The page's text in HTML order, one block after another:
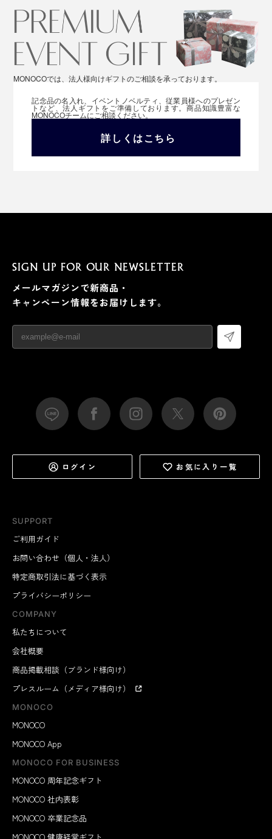
MONOCOでは、法人様向けギフトのご相談を承っております。
記念品の名入れ、イベントノベルティ、従業員様へのプレゼン
トなど、法人ギフトをご準備しております。商品知識豊富な
MONOCOチームにご相談ください。
詳しくはこちら
SUPPORT
ご利用ガイド
お問い合わせ（個人・法人）
特定商取引法に基づく表示
プライバシーポリシー
COMPANY
私たちについて
会社概要
商品掲載相談（ブランド様向け）
プレスルーム（メディア様向け）
MONOCO
MONOCO
MONOCO App
MONOCO FOR BUSINESS
MONOCO 周年記念ギフト
MONOCO 社内表彰
MONOCO 卒業記念品
SIGN UP FOR OUR NEWSLETTER
メールマガジンで新商品・
キャンペーン情報をお届けします。
ログイン お気に入り一覧